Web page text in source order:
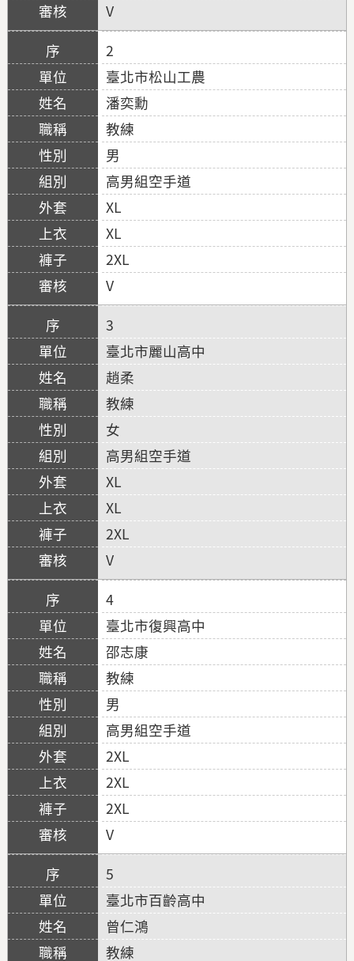
V
2
臺北市松山工農
潘奕勳
教練
男
高男組空手道
XL
XL
2XL
V
3
臺北市麗山高中
趙柔
教練
女
高男組空手道
XL
XL
2XL
V
4
臺北市復興高中
邵志康
教練
男
高男組空手道
2XL
2XL
2XL
V
5
臺北市百齡高中
曾仁鴻
教練